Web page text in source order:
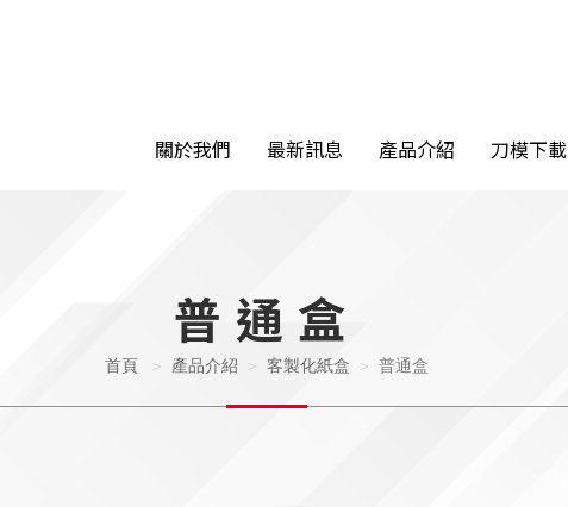
關於我們 最新訊息 產品介紹 刀模下載
普通盒
首頁 產品介紹 客製化紙盒 普通盒